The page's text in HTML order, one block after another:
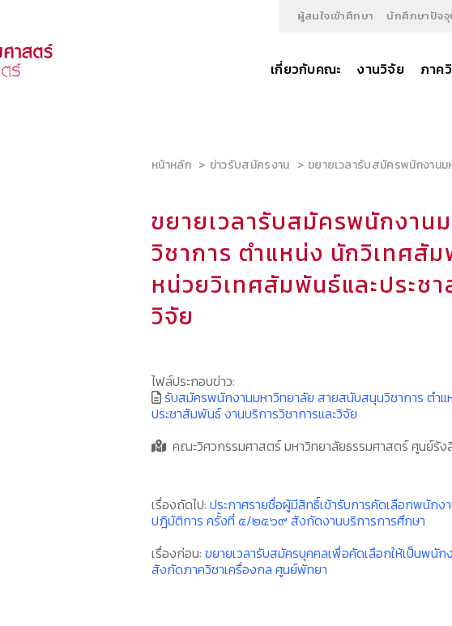
ผู้สนใจเข้าศึกษา นักศึกษาปัจ
เกี่ยวกับคณะ งานวิจัย ภาค
หน้าหลัก ข่าวรับสมัครงาน ขยายเวลารับสมัครพนักงานม
ขยายเวลารับสมัครพนักงาน
วิชาการ ตำแหน่ง นักวิเทศ
หน่วยวิเทศสัมพันธ์และประช
วิจัย
ไฟล์ประกอบข่าว:
รับสมัครพนักงานมหาวิทยาลัย สายสนับสนุนวิชาการ ต
ประชาสัมพันธ์ งานบริการวิชาการและวิจัย
คณะวิศวกรรมศาสตร์ มหาวิทยาลัยธรรมศาสตร์ ศูนย์รัง
เรื่องถัดไป:ประกาศรายชื่อผู้มีสิทธิ์เข้ารับการคัดเลือกพนัก
ปฎิบัติการ ครั้งที่ ๕/๒๕๖๙ สังกัดงานบริการการศึกษา
เรื่องก่อน:ขยายเวลารับสมัครบุคคลเพื่อคัดเลือกให้เป็นพนั
สังกัดภาควิชาเครื่องกล ศูนย์พัทยา